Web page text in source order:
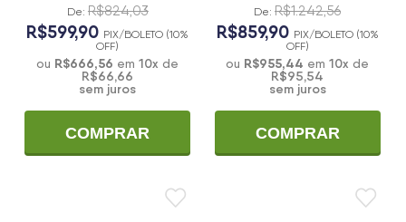
De: R$824,03
R$599,90 PIX/BOLETO (10%
OFF)
ou R$666,56 em10x de
R$66,66
sem juros
COMPRAR
De: R$1.242,56
R$859,90 PIX/BOLETO (10%
OFF)
ou R$955,44 em10x de
R$95,54
sem juros
COMPRAR